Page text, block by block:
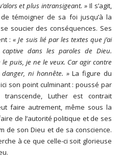
et plus intransigeant. » Il s’agit,
témoigner de sa foi jusqu’à la
soucier des conséquences. Ses
:« Je suis lié par les textes que j’ai
dans les paroles de Dieu.
puis, je ne le veux. Car agir contre
danger, ni honnête. »La figure du
son point culminant : poussé par
Luther est contrait
faire autrement, même sous la
de l’autorité politique et de ses
de son Dieu et de sa conscience.
à ce que celle-ci soit glorieuse